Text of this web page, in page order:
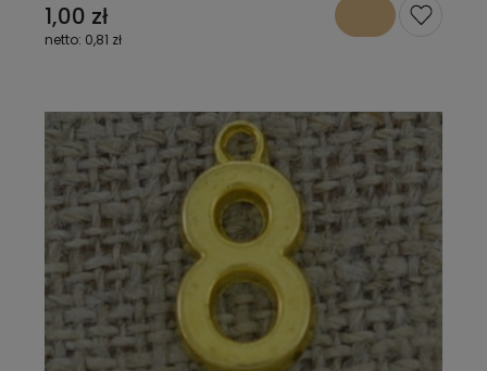
1,00 zł
0,81 zł